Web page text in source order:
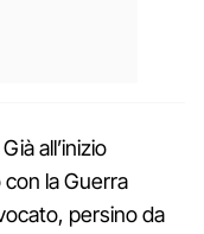
all’inizio
con la Guerra
persino da